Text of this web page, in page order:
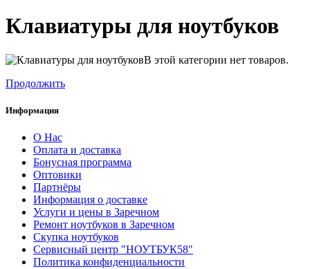
Клавиатуры для ноутбуков
В этой категории нет товаров.
Продолжить
Информация
О Нас
Оплата и доставка
Бонусная программа
Оптовики
Партнёры
Информация о доставке
Услуги и цены в Заречном
Ремонт ноутбуков в Заречном
Скупка ноутбуков
Сервисный центр "НОУТБУК58"
Политика конфиденциальности